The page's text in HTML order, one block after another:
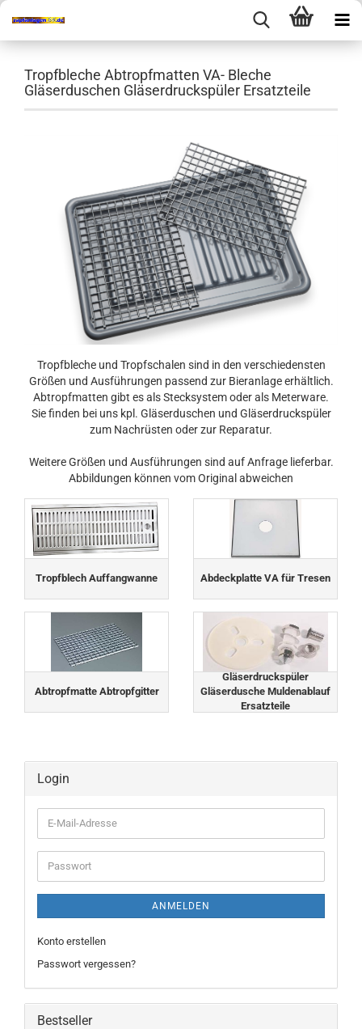
Tropfbleche Abtropfmatten VA- Bleche
Gläserduschen Gläserdruckspüler Ersatzteile
Tropfbleche und Tropfschalen sind in den verschiedensten
Größen und Ausführungen passend zur Bieranlage erhältlich.
Abtropfmatten gibt es als Stecksystem oder als Meterware.
Sie finden bei uns kpl. Gläserduschen und Gläserdruckspüler
zum Nachrüsten oder zur Reparatur.
Weitere Größen und Ausführungen sind auf Anfrage lieferbar.
Abbildungen können vom Original abweichen
Tropfblech Auffangwanne Abdeckplatte VA für Tresen
Abtropfmatte Abtropfgitter
Gläserdruckspüler
Gläserdusche Muldenablauf
Ersatzteile
Login
E-
Mail-
Adresse
Passwort
ANMELDEN
Konto erstellen
Passwort vergessen?
Bestseller